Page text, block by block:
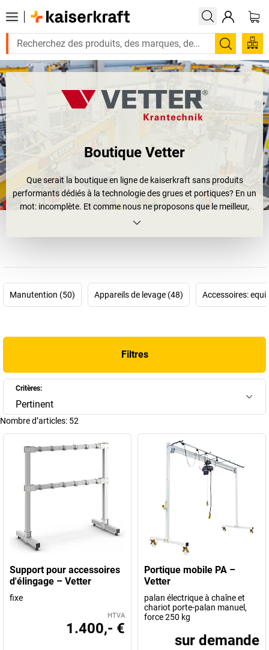
Boutique Vetter
Que serait la boutique en ligne de kaiserkraft sans produits
performants dédiés à la technologie des grues et portiques? En un
mot: incomplète. Et comme nous ne proposons que le meilleur,
nous mettons à votre disposition des grues, des élévateurs et
Vetter réside dans ses connaissances, son savoir-faire et la
motivation de ses employés. Son excellent travail d’équipe lui a
Manutention (50) Appareils de levage (48) Accessoires:
Filtres
Critères:
Pertinent
Nombre d’articles: 52
Support pour accessoires
d'élingage – Vetter
fixe
HTVA
1.400,- €
Portique mobile PA –
Vetter
palan électrique à chaîne et
chariot porte-palan manuel,
force 250 kg
sur demande